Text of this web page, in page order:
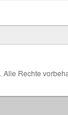
. Alle Rechte